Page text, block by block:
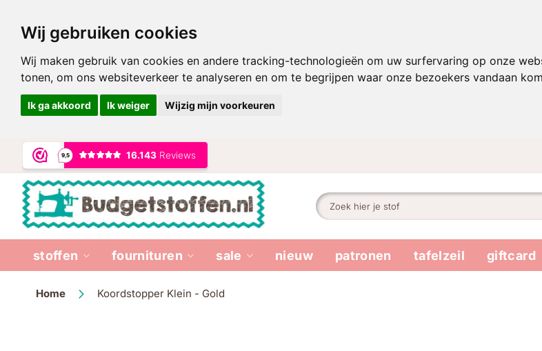
Wij gebruiken cookies
Wij maken gebruik van cookies en andere tracking-technologieën om uw surfervaring op onze
tonen, om ons websiteverkeer te analyseren en om te begrijpen waar onze bezoekers vandaan
Ik ga akkoord Ik weiger Wijzig mijn voorkeuren
Ga
naar
de
inhoud
Zoek
stoffen fournituren sale nieuw patronen tafelzeil giftcard
Home Koordstopper Klein - Gold